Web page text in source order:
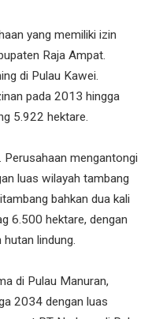
yang memiliki izin
Raja Ampat.
di Pulau Kawei.
pada 2013 hingga
5.922 hektare.
Perusahaan mengantongi
luas wilayah tambang
bahkan dua kali
6.500 hektare, dengan
lindung.
di Pulau Manuran,
2034 dengan luas